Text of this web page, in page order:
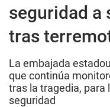
seguridad a
tras
La embajada
que continúa
tras la tragedia, para
seguridad